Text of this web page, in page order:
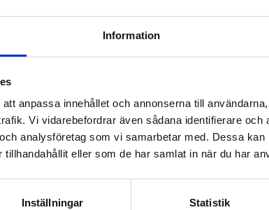
Information
anpassa innehållet och annonserna till
Vi vidarebefordrar även sådana identifierare och
analysföretag som vi samarbetar med. Dessa
tillhandahållit eller som de har samlat in när du har
Inställningar Statistik
1085